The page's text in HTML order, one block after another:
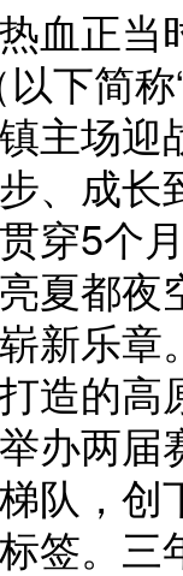
正当
下简
主场
、成
穿5个
夏都
新乐章
的高
办两
队，
签。